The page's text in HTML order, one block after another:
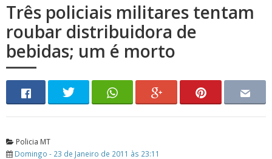
Três policiais militares tentam
roubar distribuidora de
bebidas; um é morto
Policia MT
Domingo - 23 de Janeiro de 2011 às 23:11